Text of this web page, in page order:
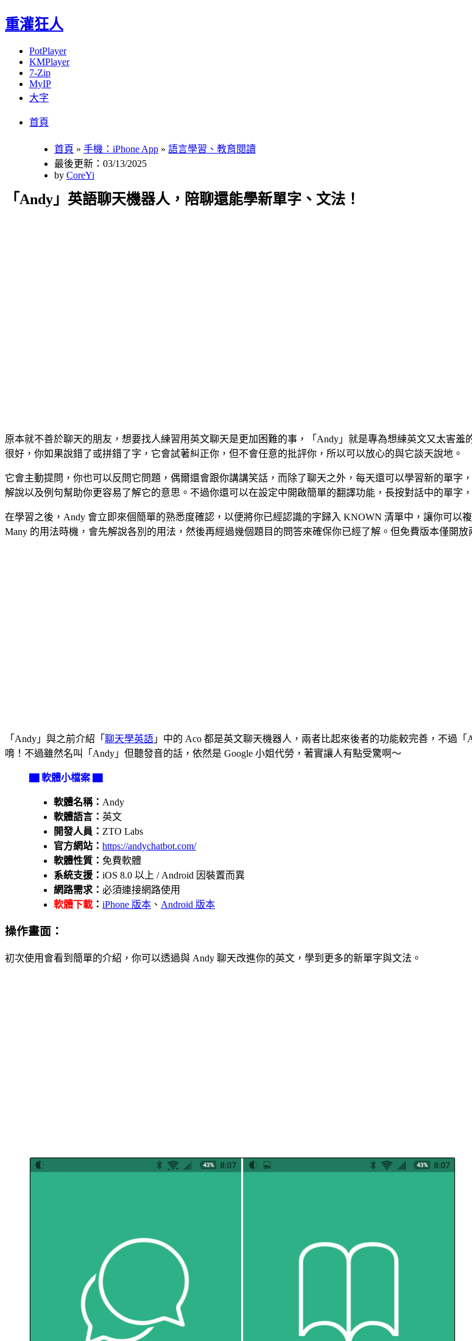
重灌狂人
PotPlayer
KMPlayer
7-Zip
MyIP
大字
首頁
首頁 » 手機：iPhone App » 語言學習、教育閱讀
最後更新：03/13/2025
by CoreYi
「Andy」英語聊天機器人，陪聊還能學新單字、文法！
原本就不善於聊天的朋友，想要找人練習用英文聊天是更加困難的事，「Andy」就是專為想練英文又太害
很好，你如果說錯了或拼錯了字，它會試著糾正你，但不會任意的批評你，所以可以放心的與它談天說地。
它會主動提問，你也可以反問它問題，偶爾還會跟你講講笑話，而除了聊天之外，每天還可以學習新的單
解說以及例句幫助你更容易了解它的意思。不過你還可以在設定中開啟簡單的翻譯功能，長按對話中的單字
在學習之後，Andy 會立即來個簡單的熟悉度確認，以便將你已經認識的字歸入 KNOWN 清單中，讓你可以
Many 的用法時機，會先解說各別的用法，然後再經過幾個題目的問答來確保你已經了解。但免費版本僅開
「Andy」與之前介紹「 聊天學英語 」中的 Aco 都是英文聊天機器人，兩者比起來後者的功能較完善，不過
唷！不過雖然名叫「Andy」但聽發音的話，依然是 Google 小姐代勞，著實讓人有點受驚啊～
▇ 軟體小檔案 ▇
軟體名稱： Andy
軟體語言： 英文
開發人員： ZTO Labs
官方網站： https://andychatbot.com/
軟體性質： 免費軟體
系統支援： iOS 8.0 以上 / Android 因裝置而異
網路需求： 必須連接網路使用
軟體下載 ： iPhone 版本 、 Android 版本
操作畫面：
初次使用會看到簡單的介紹，你可以透過與 Andy 聊天改進你的英文，學到更多的新單字與文法。